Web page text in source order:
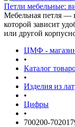
Петли мебельные:
Мебельная петля —
которой зависит
или другой
ЦМФ -
•
Каталог
•
Изделия из
•
Цифры
•
700200-